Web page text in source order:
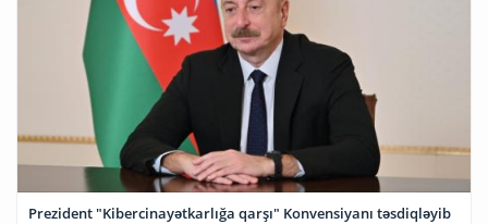
Prezident "Kibercinayətkarlığa qarşı" Konvensiyanı təsdiqləyib